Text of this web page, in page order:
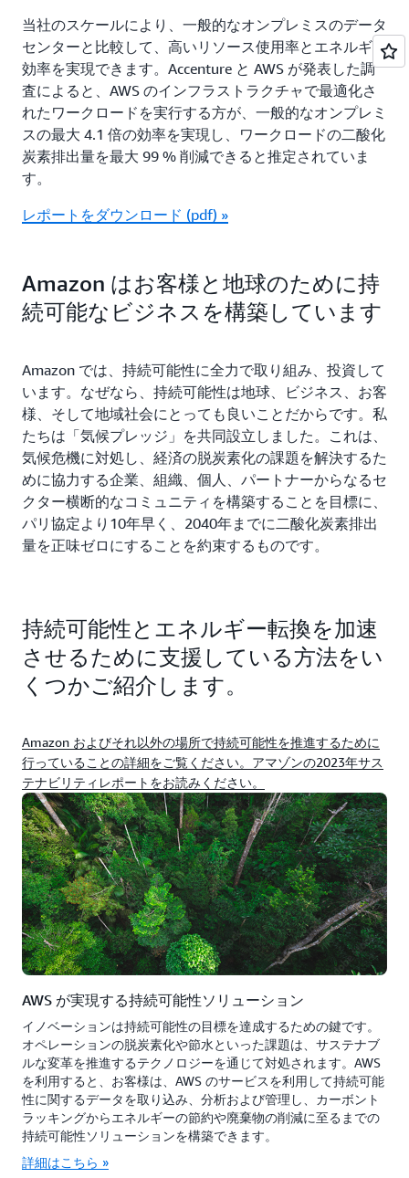
当社のスケールにより、一般的なオンプレミスのデータ
センターと比較して、高いリソース使用率とエネルギー
効率を実現できます。Accenture と AWS が発表した調
査によると、AWS のインフラストラクチャで最適化さ
れたワークロードを実行する方が、一般的なオンプレミ
スの最大 4.1 倍の効率を実現し、ワークロードの二酸化
炭素排出量を最大 99 % 削減できると推定されていま
す。
レポートをダウンロード (pdf) »
Amazon はお客様と地球のために持
続可能なビジネスを構築しています
Amazon では、持続可能性に全力で取り組み、投資して
います。なぜなら、持続可能性は地球、ビジネス、お客
様、そして地域社会にとっても良いことだからです。私
たちは「気候プレッジ」を共同設立しました。これは、
気候危機に対処し、経済の脱炭素化の課題を解決するた
めに協力する企業、組織、個人、パートナーからなるセ
クター横断的なコミュニティを構築することを目標に、
パリ協定より10年早く、2040年までに二酸化炭素排出
量を正味ゼロにすることを約束するものです。
持続可能性とエネルギー転換を加速
させるために支援している方法をい
くつかご紹介します。
Amazon およびそれ以外の場所で持続可能性を推進するために
行っていることの詳細をご覧ください。アマゾンの2023年サス
テナビリティレポートをお読みください。
AWS が実現する持続可能性ソリューション
イノベーションは持続可能性の目標を達成するための鍵です。
オペレーションの脱炭素化や節水といった課題は、サステナブ
ルな変革を推進するテクノロジーを通じて対処されます。AWS
を利用すると、お客様は、AWS のサービスを利用して持続可能
性に関するデータを取り込み、分析および管理し、カーボント
ラッキングからエネルギーの節約や廃棄物の削減に至るまでの
持続可能性ソリューションを構築できます。
詳細はこちら »